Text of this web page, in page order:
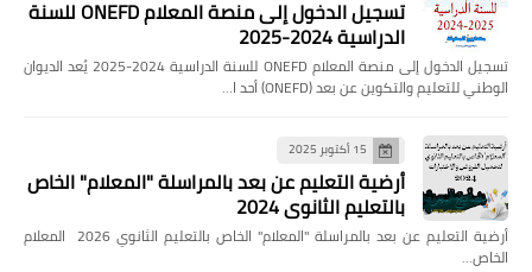
تسجيل الدخول إلى منصة المعلام ONEFD للسنة
الدراسية 2024-2025
تسجيل الدخول إلى منصة المعلام ONEFD للسنة الدراسية 2024-2025 يُعد الديوان
الوطني للتعليم والتكوين عن بعد (ONEFD) أحد ا…
15 أكتوبر 2025
أرضية التعليم عن بعد بالمراسلة "المعلام" الخاص
بالتعليم الثانوي 2024
أرضية التعليم عن بعد بالمراسلة "المعلام" الخاص بالتعليم الثانوي 2026 المعلام
الخاص…